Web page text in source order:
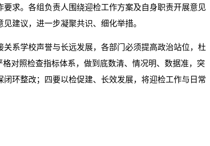
求。各组负责人围绕迎检工作方案及自身职责开展意见
建议，进一步凝聚共识、细化举措。
系学校声誉与长远发展，各部门必须提高政治站位，杜
对照检查指标体系，做到底数清、情况明、数据准，突
环整改；四要以检促建、长效发展，将迎检工作与日常